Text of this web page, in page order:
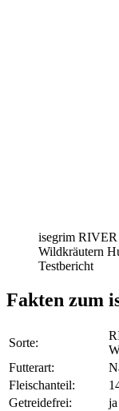
isegrim RIVER
Wildkräutern
Testbericht
Fakten zum
Sorte:
Futterart:
Fleischanteil:
Getreidefrei:
ja